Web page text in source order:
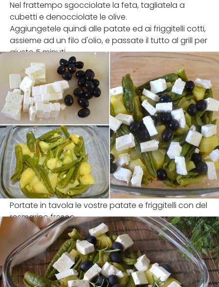
Nel frattempo sgocciolate la feta, tagliatela a
cubetti e denocciolate le olive.
Aggiungetele quindi alle patate ed ai friggitelli cotti,
assieme ad un filo d'olio, e passate il tutto al grill per
giusto 5 minuti.
Portate in tavola le vostre patate e friggitelli con del
rosmarino fresco.